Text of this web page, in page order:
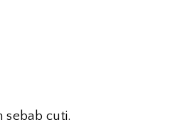
sebab cuti.